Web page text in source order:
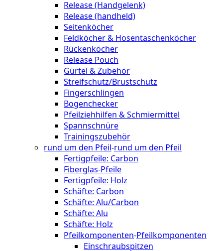
Release (Handgelenk)
Release (handheld)
Seitenköcher
Feldköcher & Hosentaschenköcher
Rückenköcher
Release Pouch
Gürtel & Zubehör
Streifschutz/Brustschutz
Fingerschlingen
Bogenchecker
Pfeilziehhilfen & Schmiermittel
Spannschnüre
Trainingszubehör
rund um den Pfeil-rund um den Pfeil
Fertigpfeile: Carbon
Fiberglas-Pfeile
Fertigpfeile: Holz
Schäfte: Carbon
Schäfte: Alu/Carbon
Schäfte: Alu
Schäfte: Holz
Pfeilkomponenten-Pfeilkomponenten
Einschraubspitzen